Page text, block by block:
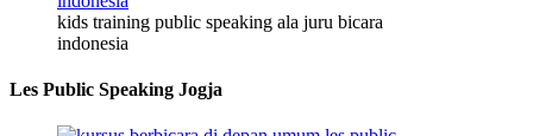
kids training public speaking ala juru bicara
indonesia
Les Public Speaking Jogja